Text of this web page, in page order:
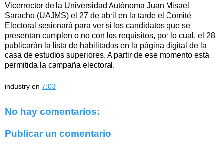
Vicerrector de la Universidad Autónoma Juan Misael
Saracho (UAJMS) el 27 de abril en la tarde el Comité
Electoral sesionará para ver si los candidatos que se
presentan cumplen o no con los requisitos, por lo cual, el 28
publicarán la lista de habilitados en la página digital de la
casa de estudios superiores. A partir de ese momento está
permitida la campaña electoral.
industry en 7:03
No hay comentarios:
Publicar un comentario